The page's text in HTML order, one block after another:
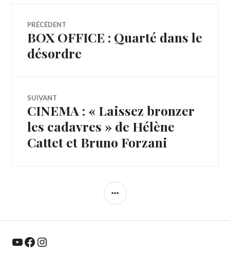
Navigation
de
PRÉCÉDENT
Article
précédent :
BOX OFFICE : Quarté dans le
désordre
SUIVANT
Article
Suivant:
CINEMA : « Laissez bronzer
les cadavres » de Hélène
Cattet et Bruno Forzani
COLONNE
YouTube Facebook Instagram